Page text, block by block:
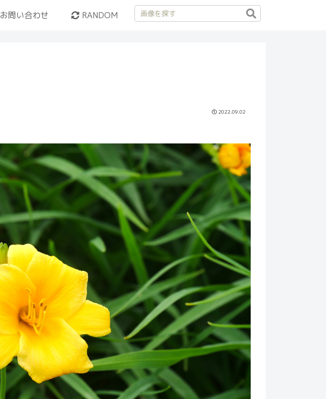
お問い合わせ RANDOM
2022.09.02